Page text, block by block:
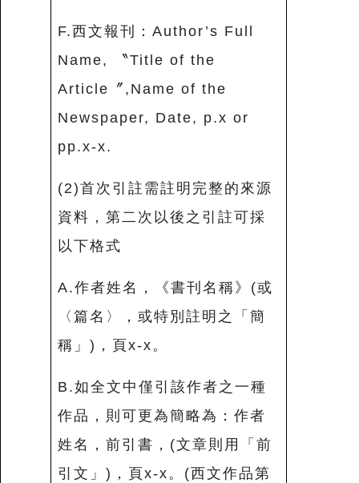
F.西文報刊：Author’s Full
Name, 〝Title of the
Article〞,Name of the
Newspaper, Date, p.x or
pp.x-x.
(2)首次引註需註明完整的來源
資料，第二次以後之引註可採
以下格式
A.作者姓名，《書刊名稱》(或
〈篇名〉，或特別註明之「簡
稱」)，頁x-x。
B.如全文中僅引該作者之一種
作品，則可更為簡略為：作者
姓名，前引書，(文章則用「前
引文」)，頁x-x。(西文作品第